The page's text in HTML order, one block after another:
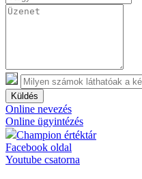
Küldés
Online nevezés
Online ügyintézés
Champion értéktár
Facebook oldal
Youtube csatorna